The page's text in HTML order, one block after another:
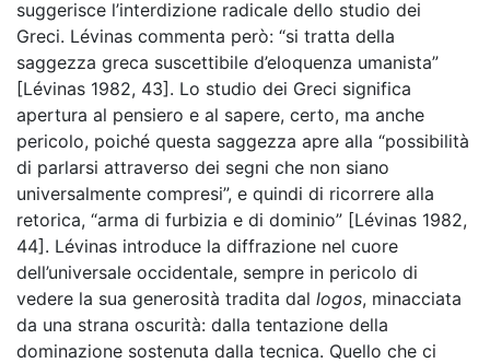
suggerisce l’interdizione radicale dello studio dei
Greci. Lévinas commenta però: “si tratta della
saggezza greca suscettibile d’eloquenza umanista”
[Lévinas 1982, 43]. Lo studio dei Greci significa
apertura al pensiero e al sapere, certo, ma anche
pericolo, poiché questa saggezza apre alla “possibilità
di parlarsi attraverso dei segni che non siano
universalmente compresi”, e quindi di ricorrere alla
retorica, “arma di furbizia e di dominio” [Lévinas 1982,
44]. Lévinas introduce la diffrazione nel cuore
dell’universale occidentale, sempre in pericolo di
vedere la sua generosità tradita dal logos, minacciata
da una strana oscurità: dalla tentazione della
dominazione sostenuta dalla tecnica. Quello che ci